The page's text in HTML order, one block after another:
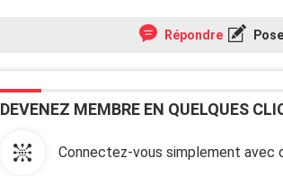
Répondre
DEVENEZ MEMBRE EN QUELQUES
Connectez-vous simplement avec